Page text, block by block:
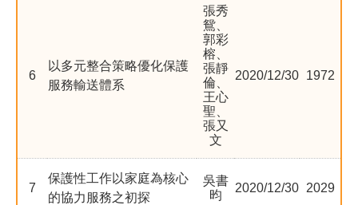
各期季刊
歷史文獻
投稿專區
6
以多元整合策略優化保護
服務輸送體系
張秀
鴛、
郭彩
榕、
張靜
倫、
王心
聖、
張又
文
2020/12/30 1972
7
保護性工作以家庭為核心
的協力服務之初探
吳書
昀
2020/12/30 2029